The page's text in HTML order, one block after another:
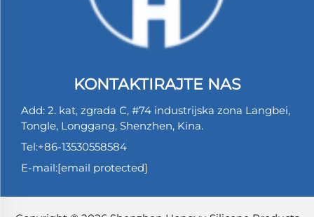
KONTAKTIRAJTE NAS
Add: 2. kat, zgrada C, #74 industrijska zona Langbei,
Tongle, Longgang, Shenzhen, Kina.
Tel:+86-13530558584
E-mail:[email protected]